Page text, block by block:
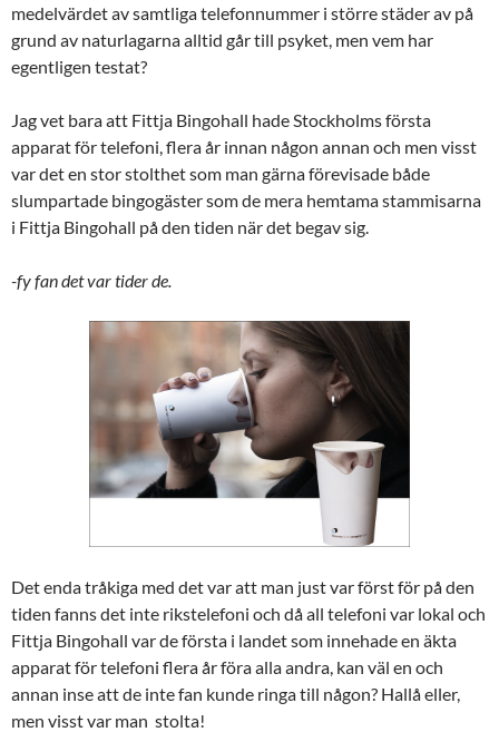
medelvärdet av samtliga telefonnummer i större städer av på
grund av naturlagarna alltid går till psyket, men vem har
egentligen testat?
Jag vet bara att Fittja Bingohall hade Stockholms första
apparat för telefoni, flera år innan någon annan och men visst
var det en stor stolthet som man gärna förevisade både
slumpartade bingogäster som de mera hemtama stammisarna
i Fittja Bingohall på den tiden när det begav sig.
-fy fan det var tider de.
Det enda tråkiga med det var att man just var först för på den
tiden fanns det inte rikstelefoni och då all telefoni var lokal och
Fittja Bingohall var de första i landet som innehade en äkta
apparat för telefoni flera år föra alla andra, kan väl en och
annan inse att de inte fan kunde ringa till någon? Hallå eller,
men visst var man stolta!